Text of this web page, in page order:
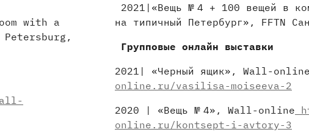
with a
2021|«Вещь № 4 + 100 вещей в
на типичный Петербург», FFTN
Групповые онлайн выставки
2021| «Черный ящик», Wall-
online.ru/vasilisa-moiseeva-2
2020 | «Вещь № 4», Wall-online
online.ru/kontsept-i-avtory-3